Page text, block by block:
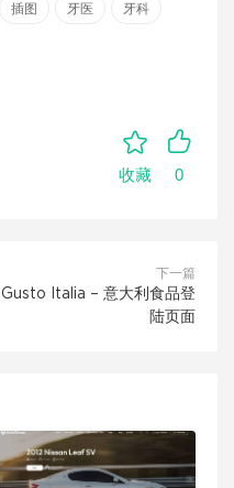
插图 牙医 牙科
收藏 0
下一篇
Gusto Italia – 意大利食品登
陆页面